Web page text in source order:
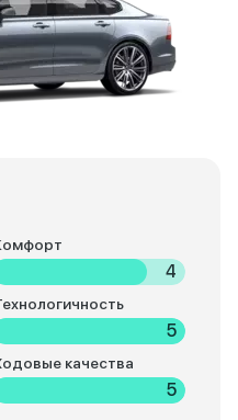
4
5
качества
5